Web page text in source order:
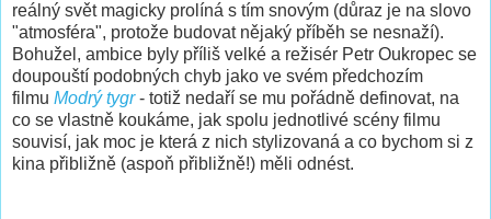
reálný svět magicky prolíná s tím snovým (důraz je na slovo
"atmosféra", protože budovat nějaký příběh se nesnaží).
Bohužel, ambice byly příliš velké a režisér Petr Oukropec se
doupouští podobných chyb jako ve svém předchozím
filmu Modrý tygr- totiž nedaří se mu pořádně definovat, na
co se vlastně koukáme, jak spolu jednotlivé scény filmu
souvisí, jak moc je která z nich stylizovaná a co bychom si z
kina přibližně (aspoň přibližně!) měli odnést.